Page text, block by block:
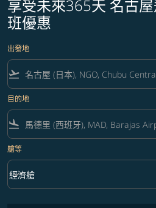
享受未來365天 名古
班優惠
出發地
flight_takeoff
目的地
flight_land
艙等
艙等 option 經濟艙 Selected
經濟艙
keyboard_arrow_down